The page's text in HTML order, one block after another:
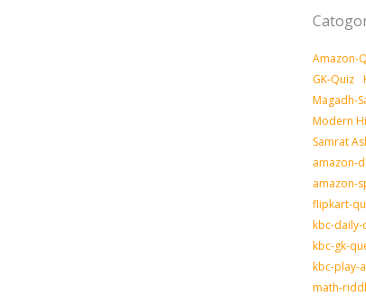
Amazon-
GK-Quiz
Magadh-
Modern
Samrat
amazon-
amazon-
flipkart-
kbc-daily-
kbc-gk-
kbc-play-
math-